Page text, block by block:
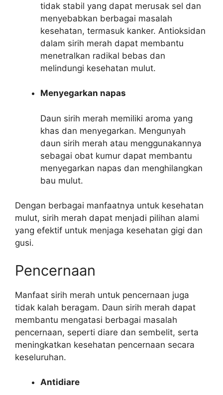
tidak stabil yang dapat merusak sel dan
menyebabkan berbagai masalah
kesehatan, termasuk kanker. Antioksidan
dalam sirih merah dapat membantu
menetralkan radikal bebas dan
melindungi kesehatan mulut.
Menyegarkan napas
Daun sirih merah memiliki aroma yang
khas dan menyegarkan. Mengunyah
daun sirih merah atau menggunakannya
sebagai obat kumur dapat membantu
menyegarkan napas dan menghilangkan
bau mulut.
Dengan berbagai manfaatnya untuk kesehatan
mulut, sirih merah dapat menjadi pilihan alami
yang efektif untuk menjaga kesehatan gigi dan
gusi.
Pencernaan
Manfaat sirih merah untuk pencernaan juga
tidak kalah beragam. Daun sirih merah dapat
membantu mengatasi berbagai masalah
pencernaan, seperti diare dan sembelit, serta
meningkatkan kesehatan pencernaan secara
keseluruhan.
Antidiare